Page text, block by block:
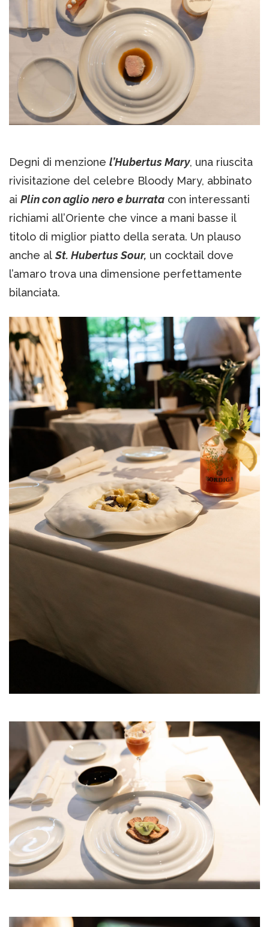
Degni di menzione l’Hubertus Mary, una riuscita
rivisitazione del celebre Bloody Mary, abbinato
ai Plin con aglio nero e burrata con interessanti
richiami all’Oriente che vince a mani basse il
titolo di miglior piatto della serata. Un plauso
anche alSt. Hubertus Sour, un cocktail dove
l’amaro trova una dimensione perfettamente
bilanciata.